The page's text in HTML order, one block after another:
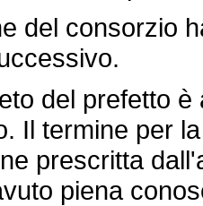
consorzio
del prefetto è
Il termine per
prescritta
piena